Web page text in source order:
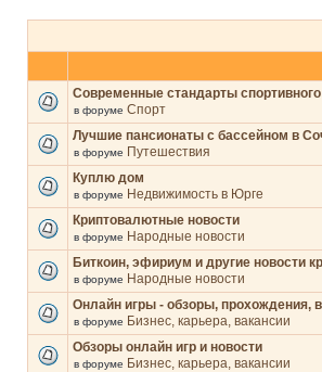
Современные стандарты
в форуме Спорт
Лучшие пансионаты с бассейном в
в форуме Путешествия
Куплю дом
в форуме Недвижимость в Юрге
Криптовалютные новости
в форуме Народные новости
Биткоин, эфириум и другие новости
в форуме Народные новости
Онлайн игры - обзоры, прохождения,
в форуме Бизнес, карьера, вакансии
Обзоры онлайн игр и новости
в форуме Бизнес, карьера, вакансии